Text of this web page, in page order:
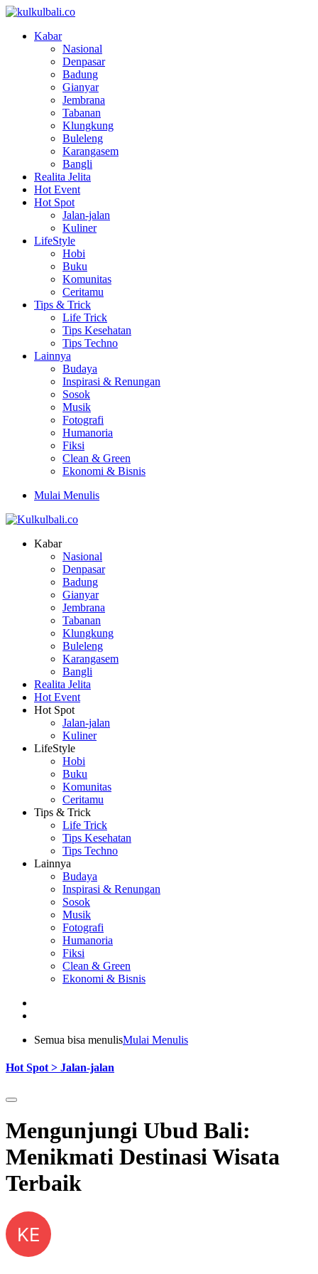
Kabar
Nasional
Denpasar
Badung
Gianyar
Jembrana
Tabanan
Klungkung
Buleleng
Karangasem
Bangli
Realita Jelita
Hot Event
Hot Spot
Jalan-jalan
Kuliner
LifeStyle
Hobi
Buku
Komunitas
Ceritamu
Tips & Trick
Life Trick
Tips Kesehatan
Tips Techno
Lainnya
Budaya
Inspirasi & Renungan
Sosok
Musik
Fotografi
Humanoria
Fiksi
Clean & Green
Ekonomi & Bisnis
Mulai Menulis
Kabar
Nasional
Denpasar
Badung
Gianyar
Jembrana
Tabanan
Klungkung
Buleleng
Karangasem
Bangli
Realita Jelita
Hot Event
Hot Spot
Jalan-jalan
Kuliner
LifeStyle
Hobi
Buku
Komunitas
Ceritamu
Tips & Trick
Life Trick
Tips Kesehatan
Tips Techno
Lainnya
Budaya
Inspirasi & Renungan
Sosok
Musik
Fotografi
Humanoria
Fiksi
Clean & Green
Ekonomi & Bisnis
Semua bisa menulisMulai Menulis
Hot Spot > Jalan-jalan
Mengunjungi Ubud Bali:
Menikmati Destinasi Wisata
Terbaik
KE